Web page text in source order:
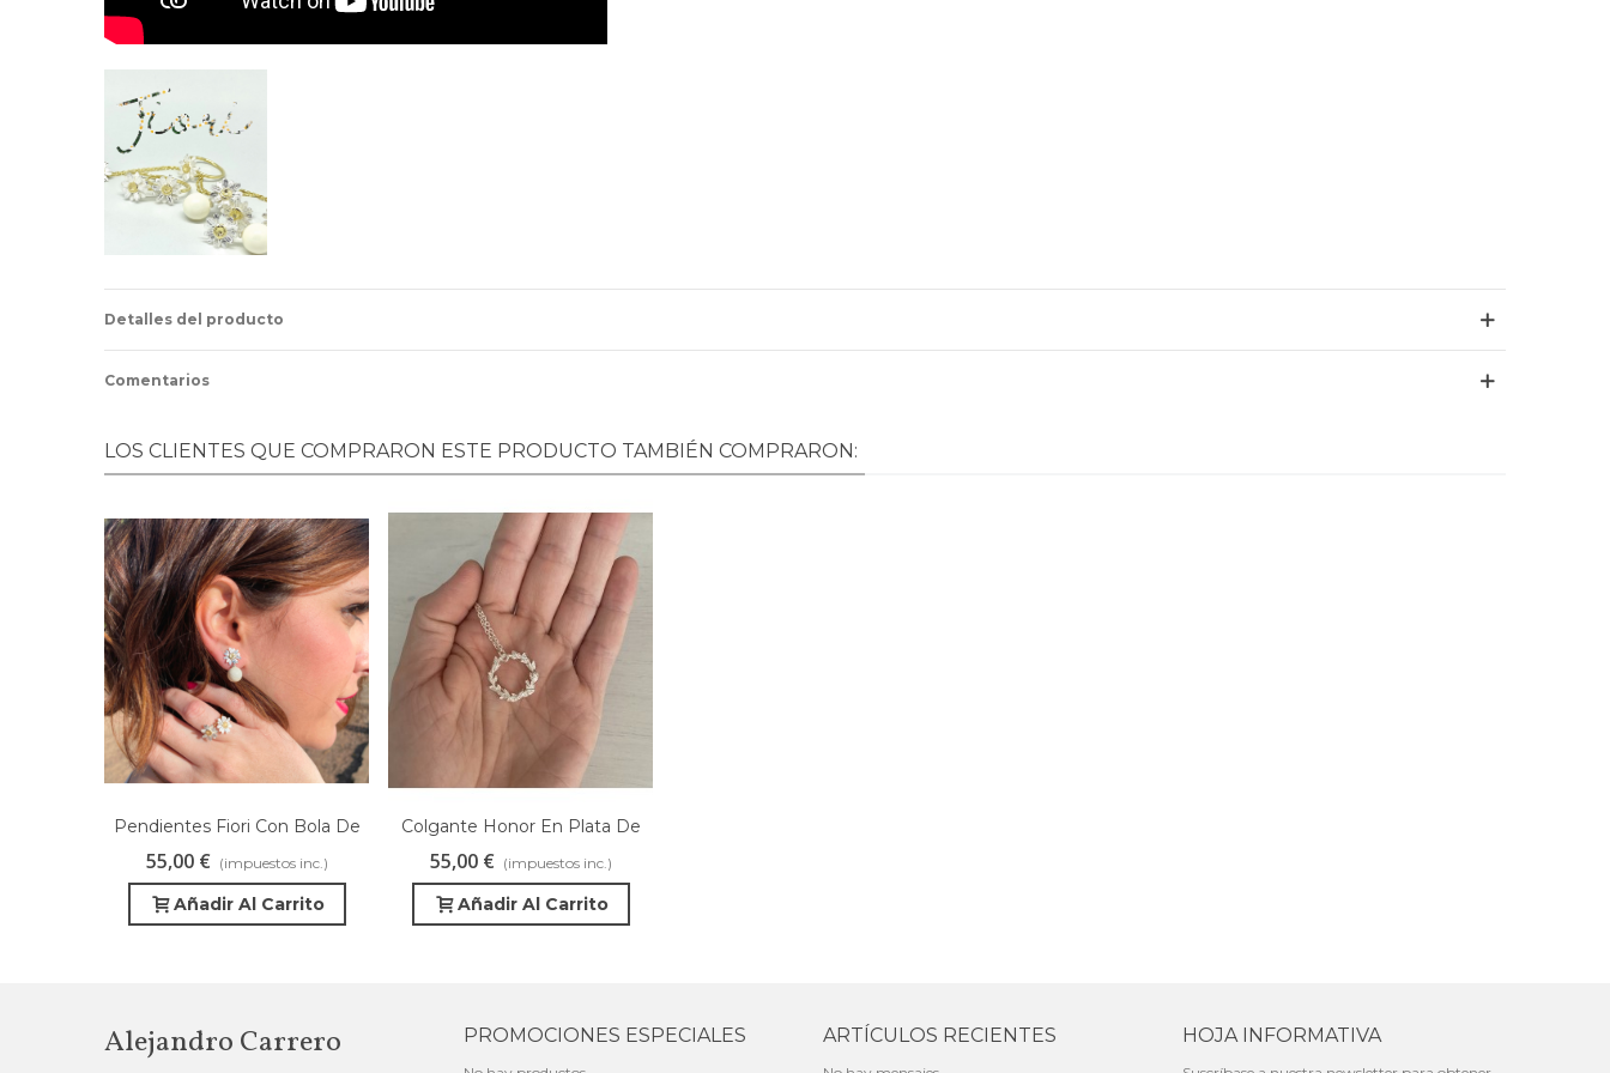
Detalles del producto
Comentarios
LOS CLIENTES QUE COMPRARON ESTE PRODUCTO TAMBIÉN COMPRARON:
Favorito
Pendientes Fiori Con Bola De
Cristal Blanca
55,00 € (impuestos inc.)
Añadir Al Carrito
Favorito
Colgante Honor En Plata De
55,00 € (impuestos inc.)
Añadir Al Carrito
Alejandro Carrero PROMOCIONES ESPECIALES ARTÍCULOS RECIENTES HOJA INFORMATIVA